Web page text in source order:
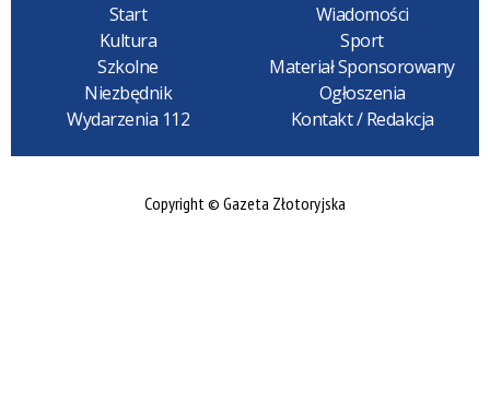
Start
Wiadomości
Kultura
Sport
Szkolne
Materiał Sponsorowany
Niezbędnik
Ogłoszenia
Wydarzenia 112
Kontakt / Redakcja
Copyright © Gazeta Złotoryjska